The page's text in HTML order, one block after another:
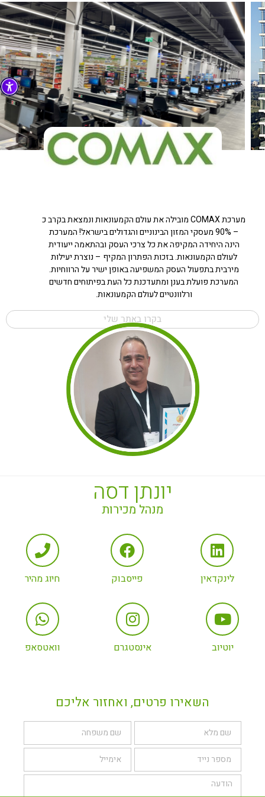
מערכת COMAX מובילה את עולם הקמעונאות ונמצאת בקרב כ
– 90% מעסקי המזון הבינוניים והגדולים בישראל! המערכת
הינה היחידה המקיפה את כל צרכי העסק ובהתאמה ייעודית
לעולם הקמעונאות. בזכות הפתרון המקיף – נוצרת יעילות
מירבית בתפעול העסק המשפיעה באופן ישיר על הרווחיות.
המערכת פועלת בענן ומתעדכנת כל העת בפיתוחים חדשים
ורלוונטיים לעולם הקמעונאות.
בקרו באתר שלי
יונתן דסה
מנהל מכירות
לינקדאין פייסבוק חיוג מהיר
יוטיוב אינסטגרם וואטסאפ
השאירו פרטים, ואחזור אליכם